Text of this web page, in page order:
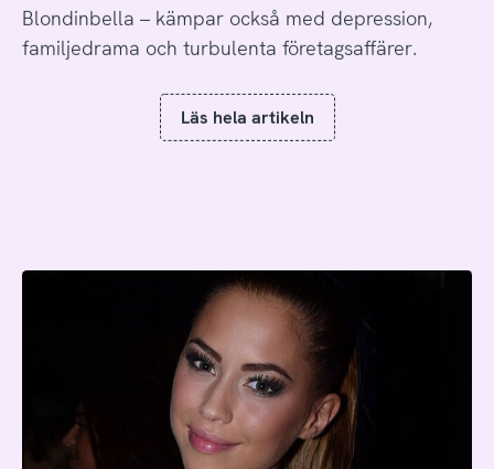
Blondinbella – kämpar också med depression,
familjedrama och turbulenta företagsaffärer.
Läs hela artikeln